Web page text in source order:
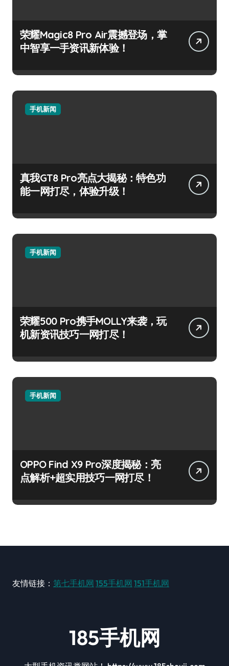
荣耀Magic8 Pro Air震撼登场，掌
中智享一手资讯新体验！
手机新闻
真我GT8 Pro亮点大揭秘：特色功
能一网打尽，体验升级！
手机新闻
荣耀500 Pro携手MOLLY来袭，玩
机新资讯技巧一网打尽！
手机新闻
OPPO Find X9 Pro深度揭秘：亮
点解析+超实用技巧一网打尽！
友情链接： 第七手机网 155手机网 151手机网
185手机网